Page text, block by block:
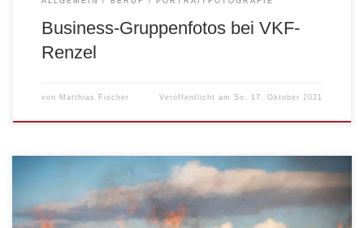
Business-Gruppenfotos bei VKF-
Renzel
von Matthias Fischer Veröffentlicht amSo, 17. Oktober 2021